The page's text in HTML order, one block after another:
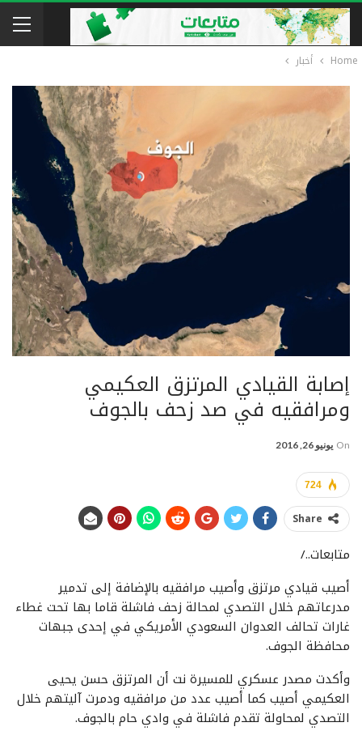
Home أخبار
إصابة القيادي المرتزق العكيمي
ومرافقيه في صد زحف بالجوف
On يونيو 26, 2016
724
Share
متابعات../
أصيب قيادي مرتزق وأصيب مرافقيه بالإضافة إلى تدمير
مدرعاتهم خلال التصدي لمحالة زحف فاشلة قاما بها تحت غطاء
غارات تحالف العدوان السعودي الأمريكي في إحدى جبهات
محافظة الجوف.
وأكدت مصدر عسكري للمسيرة نت أن المرتزق حسن يحيى
العكيمي أصيب كما أصيب عدد من مرافقيه ودمرت آليتهم خلال
التصدي لمحاولة تقدم فاشلة في وادي حام بالجوف.